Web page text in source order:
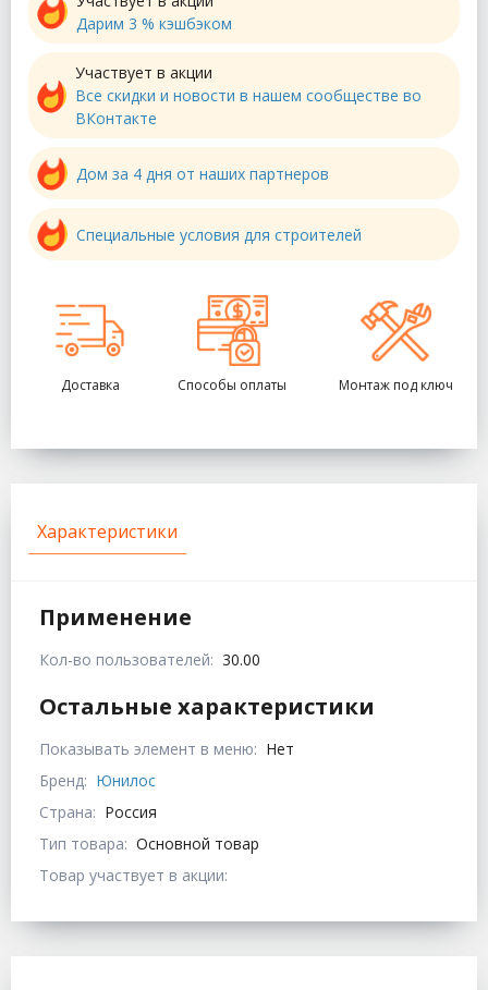
Дарим 3 % кэшбэком
Участвует в акции
Все скидки и новости в нашем сообществе во
ВКонтакте
Дом за 4 дня от наших партнеров
Специальные условия для строителей
Доставка Способы оплаты Монтаж под ключ
Характеристики
Применение
Кол-во пользователей: 30.00
Остальные характеристики
Показывать элемент в меню: Нет
Бренд: Юнилос
Страна: Россия
Тип товара: Основной товар
Товар участвует в акции: